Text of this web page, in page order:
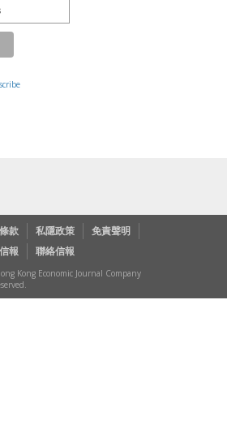
款 私隱政策
免責聲明
報 聯絡信報
Kong Economic Journal Company